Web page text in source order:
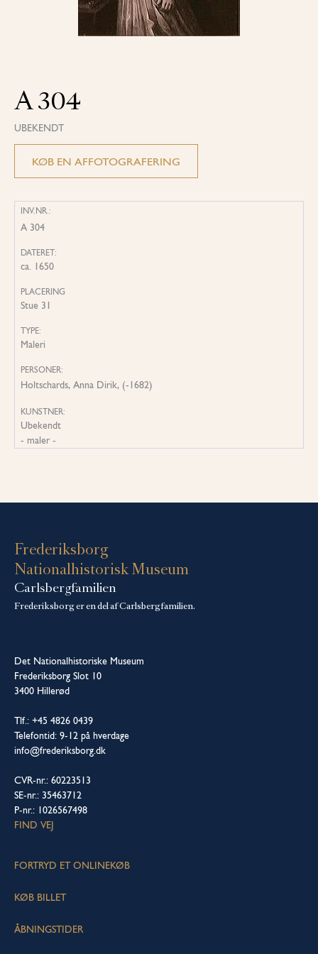
A 304
UBEKENDT
KØB EN AFFOTOGRAFERING
INV.NR.:
A 304
DATERET:
ca. 1650
PLACERING
Stue 31
TYPE:
Maleri
PERSONER:
Holtschards, Anna Dirik, (-1682)
KUNSTNER:
Ubekendt
- maler -
Frederiksborg
Nationalhistorisk Museum
Carlsbergfamilien
Frederiksborg er en del af Carlsbergfamilien.
Det Nationalhistoriske Museum
Frederiksborg Slot 10
3400 Hillerød
Tlf.: +45 4826 0439
Telefontid: 9-12 på hverdage
info@frederiksborg.dk
CVR-nr.: 60223513
SE-nr.: 35463712
P-nr.: 1026567498
FIND VEJ
FORTRYD ET ONLINEKØB
KØB BILLET
ÅBNINGSTIDER